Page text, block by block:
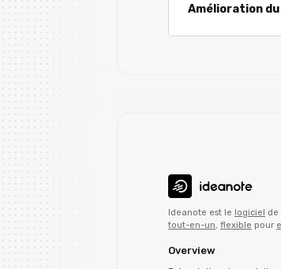
Amélioration
Ideanote est le logiciel
de
tout-en-un, flexible pour
Overview